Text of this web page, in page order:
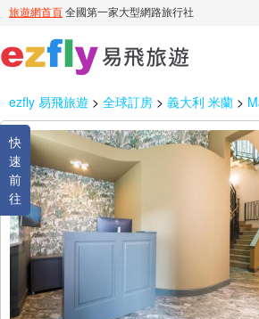
ezfly 易飛旅遊 > 全球訂房 > 義大利 米蘭 >
快
速
前
往